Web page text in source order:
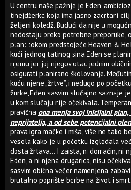
U centru naše pažnje je Eden,
tinejdžerka koja ima jasno zacrtani
željeni koledž. Budući da nije u
nedostaju preko potrebne preporuke,
plan: tokom predstojeće Heaven &
kući jednog tatinog sina Eden se
njemu jer joj njegov otac jednim
osigurati planirano školovanje.
kuću njene „žrtve”, i nedugo po
žurke, Eden sasvim slučajno saznaje
u kom slučaju nije očekivala.
pravična ona menja svoj inicijalni plan,
neprijatelja, a od sebe potencijalni
prava igra mačke i miša, više ne tako
vesela kako je u početku izgledala
dosta žrtava... I zaista, ni domaćin, ni
Eden, a ni njena drugarica, nisu
sasvim obična večer namenjena
brutalno poprište borbe na život i